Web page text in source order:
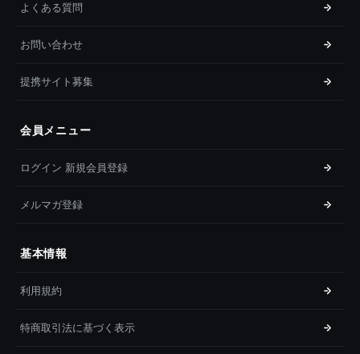
よくある質問
お問い合わせ
提携サイト募集
会員メニュー
ログイン 新規会員登録
メルマガ登録
基本情報
利用規約
特商取引法に基づく表示